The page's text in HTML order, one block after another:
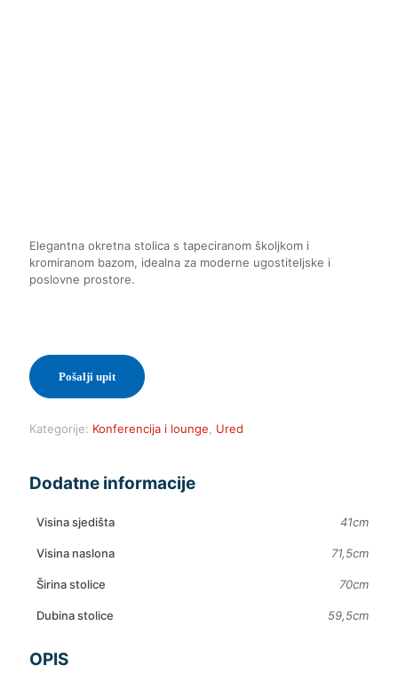
Elegantna okretna stolica s tapeciranom školjkom i
kromiranom bazom, idealna za moderne ugostiteljske i
poslovne prostore.
Pošalji upit
Kategorije: Konferencija i lounge, Ured
Dodatne informacije
Visina sjedišta 41cm
Visina naslona 71,5cm
Širina stolice 70cm
Dubina stolice 59,5cm
OPIS